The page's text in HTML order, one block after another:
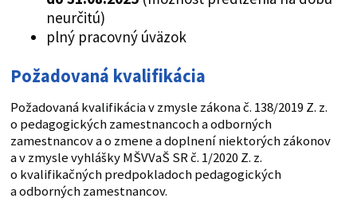
neurčitú)
plný pracovný úväzok
Požadovaná kvalifikácia
Požadovaná kvalifikácia v zmysle zákona č. 138/2019 Z. z.
o pedagogických zamestnancoch a odborných
zamestnancov a o zmene a doplnení niektorých zákonov
a v zmysle vyhlášky MŠVVaŠ SR č. 1/2020 Z. z.
o kvalifikačných predpokladoch pedagogických
a odborných zamestnancov.